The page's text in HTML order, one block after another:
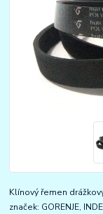
Klínový řemen
značek: GORENJE,